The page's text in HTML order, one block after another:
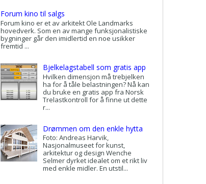
Forum kino til salgs
Forum kino er et av arkitekt Ole Landmarks
hovedverk. Som en av mange funksjonalistiske
bygninger går den imidlertid en noe usikker
fremtid ...
Bjelkelagstabell som gratis app
Hvilken dimensjon må trebjelken
ha for å tåle belastningen? Nå kan
du bruke en gratis app fra Norsk
Trelastkontroll for å finne ut dette
r...
Drømmen om den enkle hytta
Foto: Andreas Harvik,
Nasjonalmuseet for kunst,
arkitektur og design Wenche
Selmer dyrket idealet om et rikt liv
med enkle midler. En utstil...